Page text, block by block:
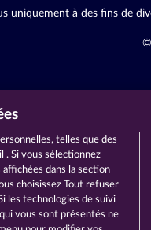
uniquement à des fins de
telles que des
. Si vous sélectionnez
dans la section
choisissez Tout refuser
les technologies de suivi
vous sont présentés ne